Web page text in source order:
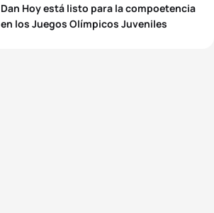
Dan Hoy está listo para la compoetencia
en los Juegos Olímpicos Juveniles